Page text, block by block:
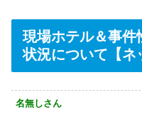
現場ホテル＆事件
状況について【ネ
名無しさん